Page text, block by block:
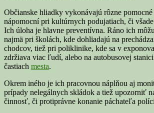
Občianske hliadky vykonávajú rôzne pomocné
nápomocní pri kultúrnych podujatiach, či
Ich úloha je hlavne preventívna. Ráno ich
najmä pri školách, kde dohliadajú na
chodcov, tiež pri poliklinike, kde sa v
zdržiava viac ľudí, alebo na autobusovej
častiach mesta.
Okrem iného je ich pracovnou náplňou aj
prípady nelegálnych skládok a tiež upozorniť
činnosť, či protiprávne konanie páchateľa